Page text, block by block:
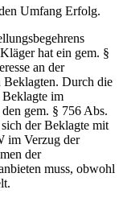
Umfang Erfolg.
hat ein gem. §
an der
Beklagten. Durch die
Beklagte im
gem. § 756 Abs.
der Beklagte mit
im Verzug der
der
muss, obwohl